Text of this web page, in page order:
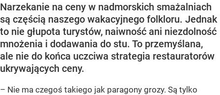
Narzekanie na ceny w nadmorskich smażalniach
są częścią naszego wakacyjnego folkloru. Jednak
to nie głupota turystów, naiwność ani niezdolność
mnożenia i dodawania do stu. To przemyślana,
ale nie do końca uczciwa strategia restauratorów
ukrywających ceny.
– Nie ma czegoś takiego jak paragony grozy. Są tylko